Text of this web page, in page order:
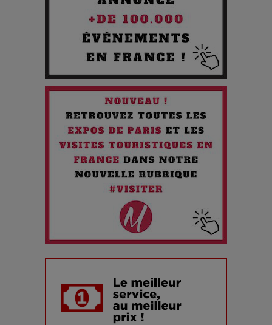
Les 3 meilleures destinations pour des vacances sportives
Quand l'Opéra Rencontre l'IA : Lola Volonakis, l'Artiste du
Paradoxe qui Chante le Futur
Chien 51 - Quand l’IA prend le pouvoir : une plongée dans un
futur troublant
Maïra Kerey, la “voix d’or du Kazakhstan”, célèbre ses 30
ans de carrière à la Salle Gaveau
Les dessous de la fast fashion : un désastre écologique en
7 Techniques Secrètes des Photographes de Stars
Adieu Jean-Pat : rire au bord du précipice